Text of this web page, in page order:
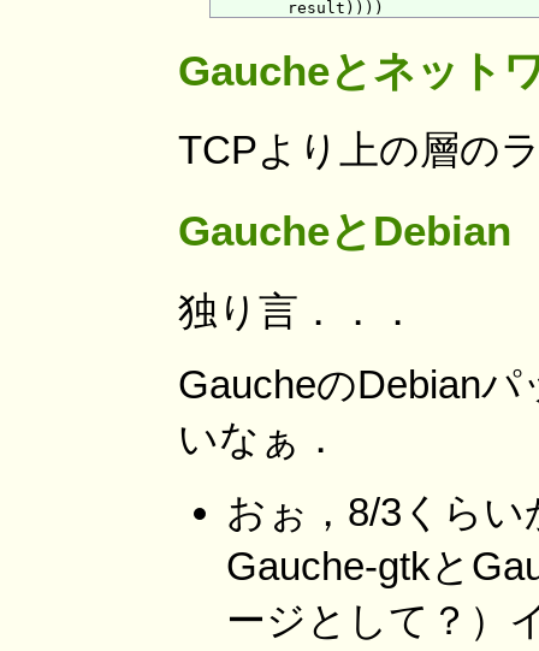
Gaucheとネット
TCPより上の層の
GaucheとDebian
独り言．．．
GaucheのDebian
いなぁ．
おぉ，8/3くらい
Gauche-gtkと
ージとして？）